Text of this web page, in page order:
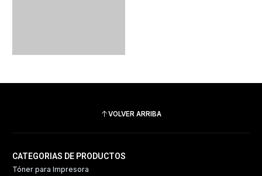
VOLVER ARRIBA
CATEGORIAS DE PRODUCTOS
Tóner para Impresora